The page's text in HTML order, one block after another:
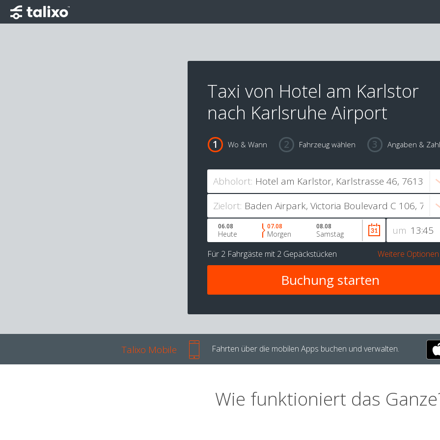
Taxi von Hotel am Karlstor
nach Karlsruhe Airport
Wo & Wann Fahrzeug wählen Angaben &
Abholort:
Zielort:
um
06.08
Heute
07.08
Morgen
08.08
Samstag
Für 2 Fahrgäste mit 2 Gepäckstücken Weitere Optionen
Talixo Mobile Fahrten über die mobilen Apps buchen und verwalten.
Wie funktioniert das